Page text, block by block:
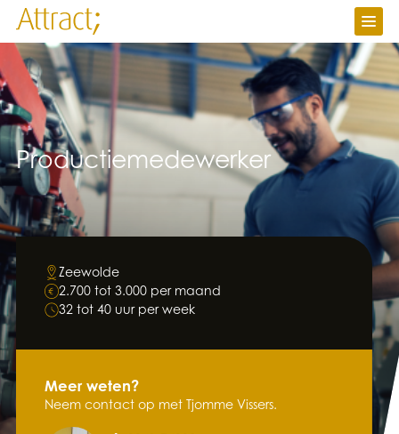
Vacatures
Ik zoek werk
Ik zoek personeel
Over Attract
Contact
Productiemedewerker
Zeewolde
2.700 tot 3.000 per maand
32 tot 40 uur per week
Meer weten?
Neem contact op met Tjomme Vissers.